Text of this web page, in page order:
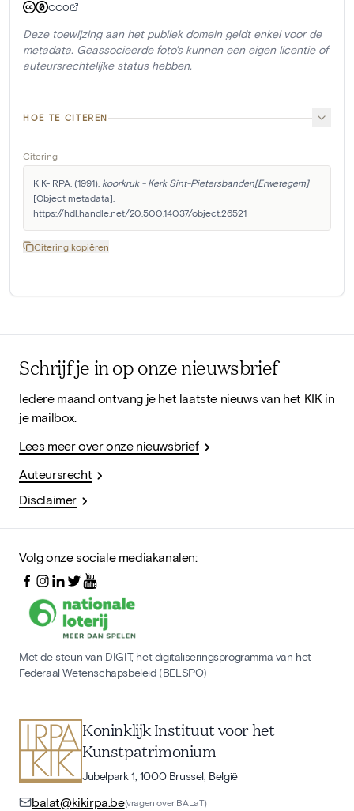
CC0
Deze toewijzing aan het publiek domein geldt enkel voor de
metadata. Geassocieerde foto's kunnen een eigen licentie of
auteursrechtelijke status hebben.
HOE TE CITEREN
Citering
KIK-IRPA. (1991). koorkruk - Kerk Sint-Pietersbanden[Erwetegem]
[Object metadata].
https://hdl.handle.net/20.500.14037/object.26521
Citering kopiëren
Schrijf je in op onze nieuwsbrief
Iedere maand ontvang je het laatste nieuws van het KIK in
je mailbox.
Lees meer over onze nieuwsbrief
Auteursrecht
Disclaimer
Volg onze sociale mediakanalen:
Met de steun van DIGIT, het digitaliseringsprogramma van het
Federaal Wetenschapsbeleid (BELSPO)
Koninklijk Instituut voor het
Kunstpatrimonium
Jubelpark 1, 1000 Brussel, België
balat@kikirpa.be(vragen over BALaT)